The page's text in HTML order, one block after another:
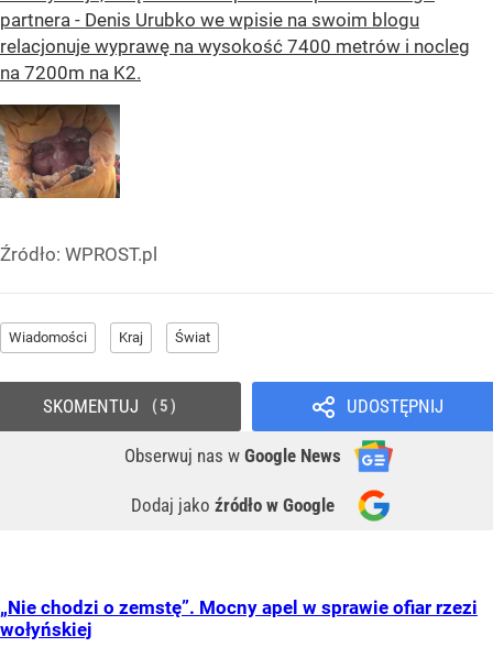
partnera - Denis Urubko we wpisie na swoim blogu
relacjonuje wyprawę na wysokość 7400 metrów i nocleg
na 7200m na K2.
Źródło: WPROST.pl
Wiadomości Kraj Świat
UDOSTĘPNIJ
Obserwuj nas w Google News
Dodaj jako źródło w Google
SKOMENTUJ 5
„Nie chodzi o zemstę”. Mocny apel w sprawie ofiar rzezi
wołyńskiej